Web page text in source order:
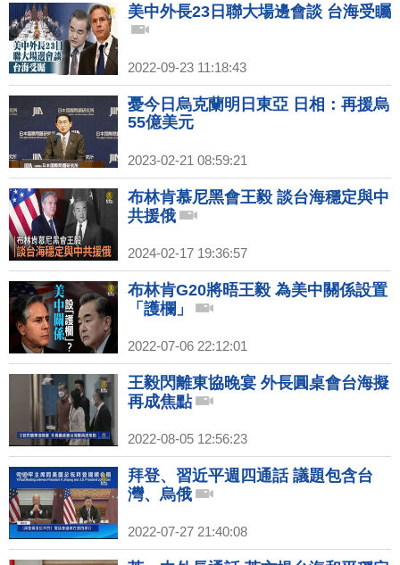
美中外長23日聯大場邊會談 台海受矚
2022-09-23 11:18:43
憂今日烏克蘭明日東亞 日相：再援烏
55億美元
2023-02-21 08:59:21
布林肯慕尼黑會王毅 談台海穩定與中
共援俄
2024-02-17 19:36:57
布林肯G20將晤王毅 為美中關係設置
「護欄」
2022-07-06 22:12:01
王毅閃離東協晚宴 外長圓桌會台海擬
再成焦點
2022-08-05 12:56:23
拜登、習近平週四通話 議題包含台
灣、烏俄
2022-07-27 21:40:08